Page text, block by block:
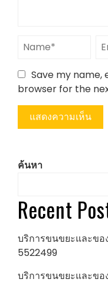
Save my name,
browser for the
ค้นหา
Recent
บริการขนขยะและขอ
5522499
บริการขนขยะและขอ